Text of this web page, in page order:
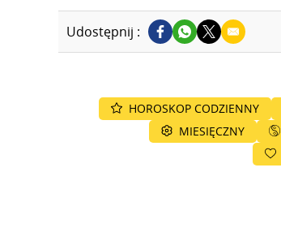
Udostępnij :
HOROSKOP CODZIENNY
MIESIĘCZNY